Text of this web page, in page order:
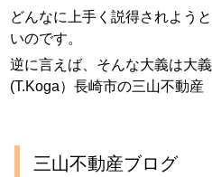
どんなに上手く説得されよう
いのです。
逆に言えば、そんな大義は
(T.Koga）長崎市の三山不動産
三山不動産ブログ